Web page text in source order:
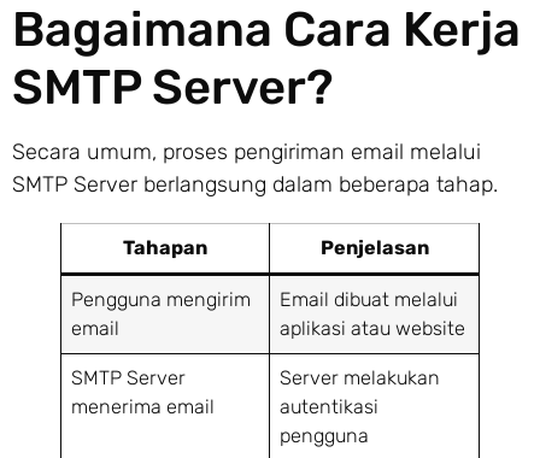
Bagaimana Cara Kerja
SMTP Server?
Secara umum, proses pengiriman email melalui
SMTP Server berlangsung dalam beberapa tahap.
Tahapan Penjelasan
Pengguna mengirim
email
Email dibuat melalui
aplikasi atau website
SMTP Server
menerima email
Server melakukan
autentikasi
pengguna